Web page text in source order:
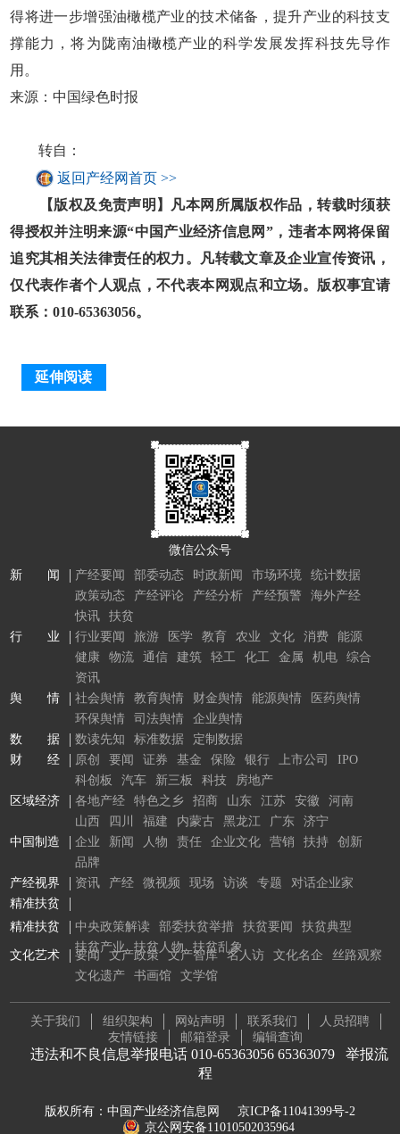
得将进一步增强油橄榄产业的技术储备，提升产业的科技支
撑能力，将为陇南油橄榄产业的科学发展发挥科技先导作
用。
来源：中国绿色时报
转自：
返回产经网首页 >>
【版权及免责声明】凡本网所属版权作品，转载时须获
得授权并注明来源“中国产业经济信息网”，违者本网将保留
追究其相关法律责任的权力。凡转载文章及企业宣传资讯，
仅代表作者个人观点，不代表本网观点和立场。版权事宜请
联系：010-65363056。
延伸阅读
微信公众号
新 闻
产经要闻 部委动态 时政新闻 市场环境
统计数据
政策动态
产经评论 产经分析 产经预警
海外产经
快讯
扶贫
行 业
行业要闻 旅游 医学 教育 农业 文化 消费
能源
健康
物流 通信 建筑 轻工 化工 金属 机电
综合
资讯
舆 情
社会舆情 教育舆情 财金舆情 能源舆情
医药舆情
环保舆情
司法舆情
企业舆情
数 据
数读先知 标准数据
定制数据
财 经
原创 要闻 证券 基金 保险 银行 上市公司
IPO
科创板
汽车 新三板 科技
房地产
区域经济
各地产经 特色之乡 招商 山东 江苏 安徽
河南
山西
四川 福建 内蒙古 黑龙江 广东
济宁
中国制造
企业 新闻 人物 责任 企业文化 营销 扶持
创新
品牌
产经视界
资讯 产经 微视频 现场 访谈 专题
对话企业家
精准扶贫
文化艺术 要闻 文产政策 文产智库 名人访 文化名企
丝路观察
文化遗产
书画馆 文学馆
精准扶贫 中央政策解读 部委扶贫举措 扶贫要闻
扶贫典型
扶贫产业
扶贫人物 扶贫乱象
关于我们 组织架构 网站声明 联系我们
人员招聘
友情链接
邮箱登录 编辑查询
违法和不良信息举报电话 010-65363056 65363079 举报流
程
版权所有：中国产业经济信息网
京ICP备11041399号-2
京公网安备11010502035964